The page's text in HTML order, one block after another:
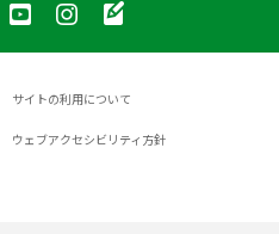
サイトの利用について
ウェブアクセシビリティ方針